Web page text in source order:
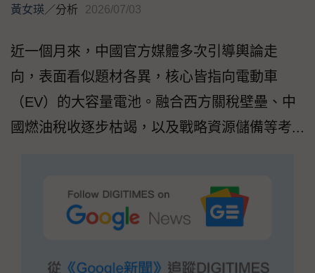
黃女瑛／分析 2026/07/03
近一個月來，中國官方媒體多次引導輿論走
向，表面看似題材各異，核心皆指向電動車
（EV）的大容量電池。融合西方關稅壁壘、中
國燃油稅收逐步枯竭，以及戰略資源儲備等考...